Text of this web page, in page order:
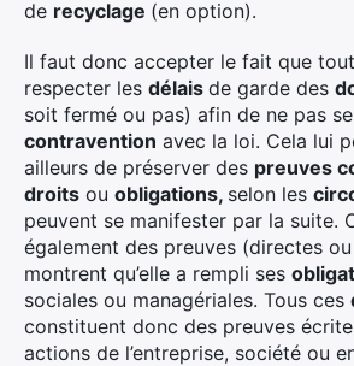
de recyclage (en option).
Il faut donc accepter le fait que
respecter les délais de garde des
soit fermé ou pas) afin de ne pas
contravention avec la loi. Cela lui
ailleurs de préserver des preuves
droits ou obligations, selon les
peuvent se manifester par la suite.
également des preuves (directes
montrent qu’elle a rempli ses
sociales ou managériales. Tous ces
constituent donc des preuves
actions de l’entreprise, société ou